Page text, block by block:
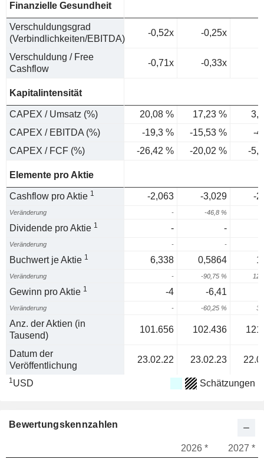
Finanzielle Gesundheit
Verschuldungsgrad
(Verbindlichkeiten/EBITDA)
-0,52x -0,25x
Verschuldung / Free
Cashflow
-0,71x -0,33x
Kapitalintensität
CAPEX / Umsatz (%) 20,08 % 17,23 %
CAPEX / EBITDA (%)
-19,3 % -15,53 %
-
CAPEX / FCF (%)
-26,42 % -20,02 % -
Elemente pro Aktie
Cashflow pro Aktie 1 -2,063 -3,029 -
Veränderung - -46,8 %
Dividende pro Aktie 1 - -
Veränderung - -
Buchwert je Aktie 1 6,338 0,5864
Veränderung - -90,75 %
Gewinn pro Aktie 1 -4 -6,41
Veränderung - -60,25 %
Anz. der Aktien (in
Tausend)
101.656 102.436
Datum der
Veröffentlichung
23.02.22 23.02.23
1USD Schätzungen
Bewertungskennzahlen
2026 * 2027 *